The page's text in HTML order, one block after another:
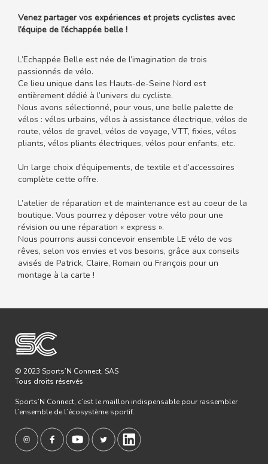
Venez partager vos expériences et projets cyclistes avec
l’équipe de l’échappée belle !
L’Echappée Belle est née de l’imagination de trois
passionnés de vélo.
Ce lieu unique dans les Hauts-de-Seine Nord est
entièrement dédié à l’univers du cycliste.
Nous avons sélectionné, pour vous, une belle palette de
vélos : vélos urbains, vélos à assistance électrique, vélos de
route, vélos de gravel, vélos de voyage, VTT, fixies, vélos
pliants, vélos pliants électriques, vélos pour enfants, etc.
Un large choix d’équipements, de textile et d’accessoires
complète cette offre.
L’atelier de réparation et de maintenance est au coeur de la
boutique. Vous pourrez y déposer votre vélo pour une
révision ou une réparation « express ».
Nous pourrons aussi concevoir ensemble LE vélo de vos
rêves, selon vos envies et vos besoins, grâce aux conseils
avisés de Patrick, Claire, Romain ou François pour un
montage à la carte !
© 2023 Sports’N Connect, SAS
Tous droits réservés
Sports’N Connect, c’est le maillon indispensable pour rassembler
l’ensemble de l’écosystème sportif.